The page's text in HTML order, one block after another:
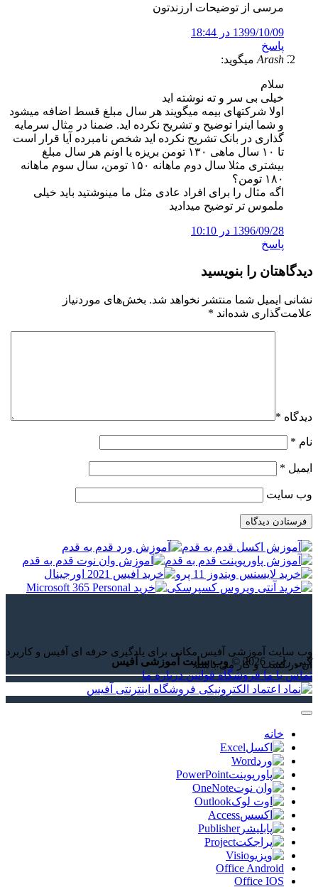
مرسی از توضیحات ارزندتون
1399/10/09 در 18:44
پاسخ
میگوید:
سلام
خیلی بی سر و ته نوشته اید
اولا شرکتهای بیمه میگویند هر سال مبلغ قسط اضافه میشود
و شما اینرا توضیح و تشریح نکرده اید. ضمنا در مثال سرمایه
گذاری در بانک تشریح نکرده اید شخص نامبرده آیا قرار است
تا ۱۰ سال ماهی ۱۳۰ تومن بریزه یا اونم هر سال مبلغ
بیشتری مثلا سال دوم ماهانه ۱۵۰ تومن، سال سوم ماهانه
۱۸۰ تومن؟
اگه مثال را برای افراد عادی مثل ما مینوشتید باید خیلی
ملموس تر توضیح میدادید
1396/09/28 در 10:10
پاسخ
دیدگاهتان را بنویسید
نشانی ایمیل شما منتشر نخواهد شد. بخش‌های موردنیاز
علامت‌گذاری شده‌اند *
دیدگاه *
نام *
ایمیل *
وب‌ سایت
وب سایت آموزشی آفیس مکانی برای یادگیری حرفه ای آفیس و کاربرد
آن در کسب و کار می باشد.
کپی رایت 2026 ©
وب سایت آموزشی آفیس
تماس با ما فروشگاه قوانین درباره ما
خانه
Excel
Word
PowerPoint
OneNote
Outlook
Access
Publisher
Project
Visio
Office Android
Office IOS